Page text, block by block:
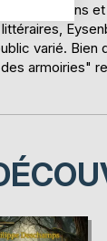
d'historiens
varié.
armoiries"